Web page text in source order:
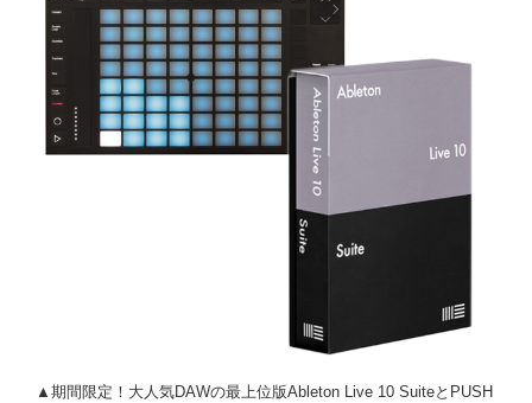
▲期間限定！大人気DAWの最上位版Ableton Live 10 SuiteとPUSH